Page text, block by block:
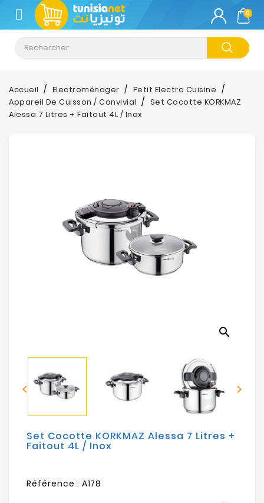
CATÉGORIE
Climatisation
Informatique
Téléphonie
Sécurité
Mobilités
Loisirs
0
Accueil Electroménager
Petit Electro Cuisine
Appareil De Cuisson / Convivial
Set Cocotte KORKMAZ
Alessa 7 Litres + Faitout 4L / Inox
search
 
Set Cocotte KORKMAZ Alessa 7 Litres +
Faitout 4L / Inox
Référence : A178